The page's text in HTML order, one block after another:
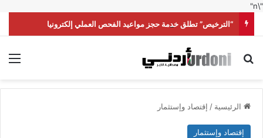
"\n"
“الترخيص” تطلق خدمة حجز مواعيد الفحص العملي إلكترونيا
بحث عن
الرئيسية / إقتصاد وإستثمار
إقتصاد وإستثمار